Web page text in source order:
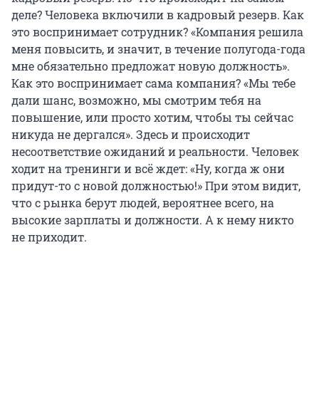
деле? Человека включили в кадровый резерв. Как
это воспринимает сотрудник? «Компания решила
меня повысить, и значит, в течение полугода-года
мне обязательно предложат новую должность».
Как это воспринимает сама компания? «Мы тебе
дали шанс, возможно, мы смотрим тебя на
повышение, или просто хотим, чтобы ты сейчас
никуда не дергался». Здесь и происходит
несоответствие ожиданий и реальности. Человек
ходит на тренинги и всё ждет: «Ну, когда ж они
придут-то с новой должностью!» При этом видит,
что с рынка берут людей, вероятнее всего, на
высокие зарплаты и должности. А к нему никто
не приходит.